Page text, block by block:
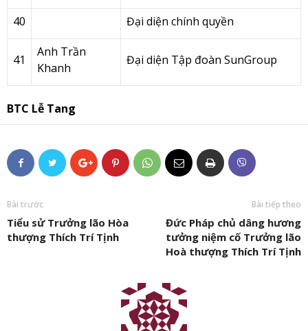
40 Đại diện chính quyền
41
Anh Trần
Khanh
Đại diện Tập đoàn SunGroup
BTC Lễ Tang
Bài trước
Tiểu sử Trưởng lão Hòa
thượng Thích Trí Tịnh
Bài tiếp theo
Đức Pháp chủ dâng hương
tưởng niệm cố Trưởng lão
Hoà thượng Thích Trí Tịnh